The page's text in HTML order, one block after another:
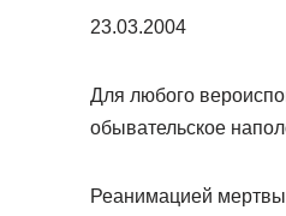
23.03.2004
Для любого
обывательское
Реанимацией